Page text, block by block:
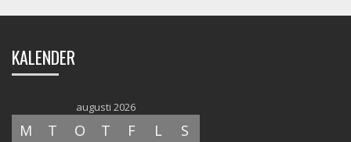
KALENDER
augusti 2026
M T O T F L S